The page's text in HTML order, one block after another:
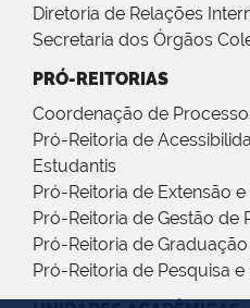
Diretoria de Relações
Secretaria dos Órgãos
PRÓ-REITORIAS
Coordenação de
Pró-Reitoria de
Estudantis
Pró-Reitoria de Extensão
Pró-Reitoria de Gestão de
Pró-Reitoria de Graduação
Pró-Reitoria de Pesquisa